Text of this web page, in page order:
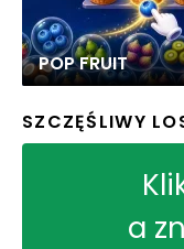
POP FRUIT
SZCZĘŚLIWY
a